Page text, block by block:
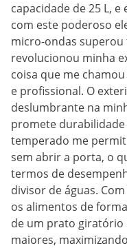
capacidade de 25 L,
com este poderoso
micro-ondas superou
revolucionou minha
coisa que me
e profissional. O
deslumbrante na
promete durabilidade
temperado me
sem abrir a porta, o
termos de
divisor de águas.
os alimentos de
de um prato giratório
maiores,